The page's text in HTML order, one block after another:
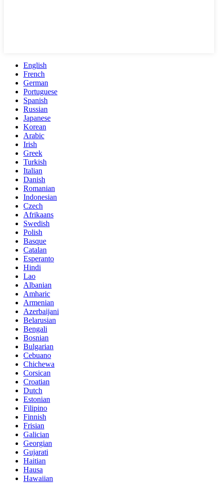
English
French
German
Portuguese
Spanish
Russian
Japanese
Korean
Arabic
Irish
Greek
Turkish
Italian
Danish
Romanian
Indonesian
Czech
Afrikaans
Swedish
Polish
Basque
Catalan
Esperanto
Hindi
Lao
Albanian
Amharic
Armenian
Azerbaijani
Belarusian
Bengali
Bosnian
Bulgarian
Cebuano
Chichewa
Corsican
Croatian
Dutch
Estonian
Filipino
Finnish
Frisian
Galician
Georgian
Gujarati
Haitian
Hausa
Hawaiian